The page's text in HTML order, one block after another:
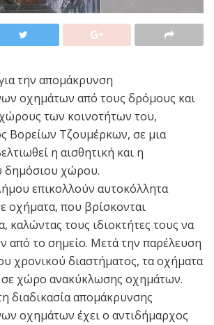
την απομάκρυνση
οχημάτων από τους δρόμους και
των κοινοτήτων του,
Βορείων Τζουμέρκων, σε μια
η αισθητική και η
δημόσιου χώρου.
επικολλούν αυτοκόλλητα
οχήματα, που βρίσκονται
καλώντας τους ιδιοκτήτες τους να
από το σημείο. Μετά την παρέλευση
χρονικού διαστήματος, τα οχήματα
χώρο ανακύκλωσης οχημάτων.
διαδικασία απομάκρυνσης
οχημάτων έχει ο αντιδήμαρχος